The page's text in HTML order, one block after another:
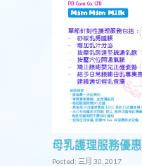
母乳護理服務優惠
Posted: 三月 30, 2017